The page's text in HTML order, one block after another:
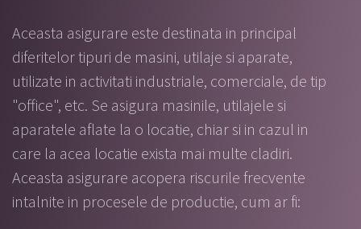
Aceasta asigurare este destinata in principal
diferitelor tipuri de masini, utilaje si aparate,
utilizate in activitati industriale, comerciale, de tip
"office", etc. Se asigura masinile, utilajele si
aparatele aflate la o locatie, chiar si in cazul in
care la acea locatie exista mai multe cladiri.
Aceasta asigurare acopera riscurile frecvente
intalnite in procesele de productie, cum ar fi: